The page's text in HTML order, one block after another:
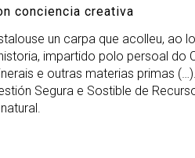
conciencia creativa
un carpa que acolleu, ao
impartido polo persoal do
e outras materias primas
Segura e Sostible de